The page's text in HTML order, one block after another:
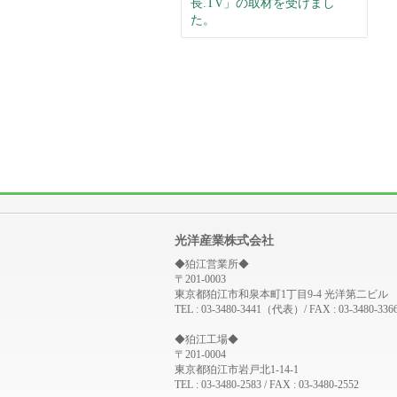
長.TV」の取材を受けまし
た。
光洋産業株式会社
◆狛江営業所◆
〒201-0003
東京都狛江市和泉本町1丁目9-4 光洋第二ビル
TEL : 03-3480-3441（代表）/ FAX : 03-3480-
◆狛江工場◆
〒201-0004
東京都狛江市岩戸北1-14-1
TEL : 03-3480-2583 / FAX : 03-3480-2552